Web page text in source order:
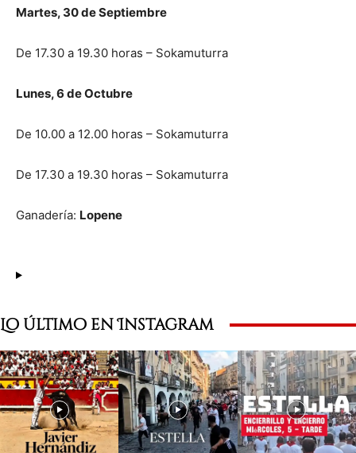
Martes, 30 de Septiembre
De 17.30 a 19.30 horas – Sokamuturra
Lunes, 6 de Octubre
De 10.00 a 12.00 horas – Sokamuturra
De 17.30 a 19.30 horas – Sokamuturra
Ganadería: Lopene
Lo último en Instagram